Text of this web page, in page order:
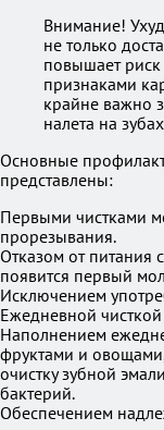
Внимание!
не только
повышает
признаками
крайне важно
налета на
Основные
представлены:
Первыми чистками
прорезывания.
Отказом от питания
появится первый
Исключением
Ежедневной
Наполнением
фруктами и овощами,
очистку зубной
бактерий.
Обеспечением